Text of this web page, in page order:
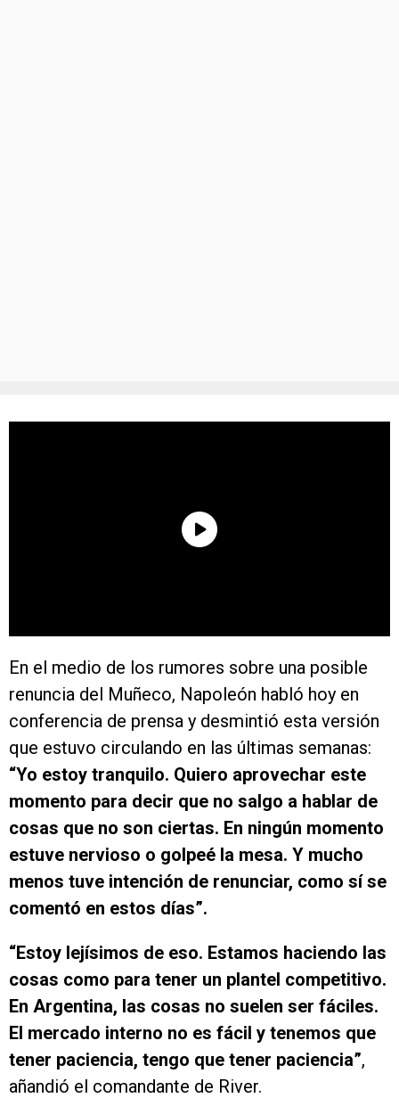
En el medio de los rumores sobre una posible
renuncia del Muñeco, Napoleón habló hoy en
conferencia de prensa y desmintió esta versión
que estuvo circulando en las últimas semanas:
“Yo estoy tranquilo. Quiero aprovechar este
momento para decir que no salgo a hablar de
cosas que no son ciertas. En ningún momento
estuve nervioso o golpeé la mesa. Y mucho
menos tuve intención de renunciar, como sí se
comentó en estos días”.
“Estoy lejísimos de eso. Estamos haciendo las
cosas como para tener un plantel competitivo.
En Argentina, las cosas no suelen ser fáciles.
El mercado interno no es fácil y tenemos que
tener paciencia, tengo que tener paciencia”,
añandió el comandante de River.